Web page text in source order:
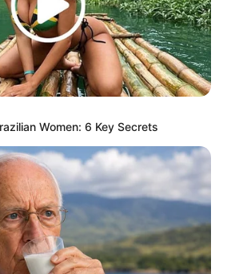
Baper
Ini Bikin
Gagal
Kamu
Women: 6 Key Secrets